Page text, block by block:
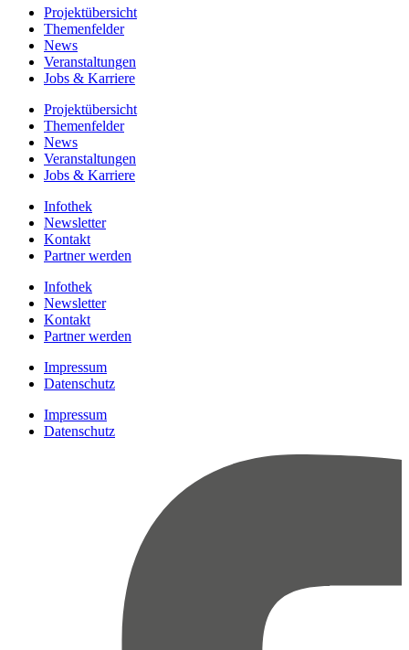
Projektübersicht
Themenfelder
News
Veranstaltungen
Jobs & Karriere
Projektübersicht
Themenfelder
News
Veranstaltungen
Jobs & Karriere
Infothek
Newsletter
Kontakt
Partner werden
Infothek
Newsletter
Kontakt
Partner werden
Impressum
Datenschutz
Impressum
Datenschutz